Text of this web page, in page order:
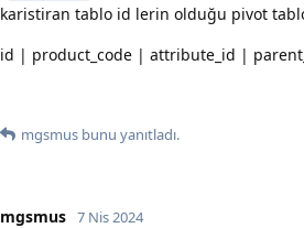
karistiran tablo id lerin olduğu pivot
id | product_code | attribute_id |
mgsmus bunu yanıtladı.
mgsmus 7 Nis 2024